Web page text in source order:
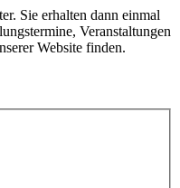
Sie erhalten dann einmal
Veranstaltungen
Website finden.